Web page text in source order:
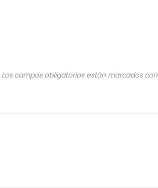
Los campos obligatorios están marcados con